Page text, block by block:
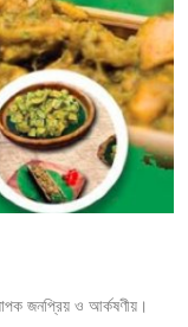
জনপ্রিয় ও আর্কষণীয়।